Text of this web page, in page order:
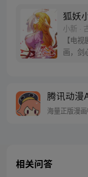
狐妖
小新 ·
【电
画，剑
腾讯动漫
海量正版漫
相关问答